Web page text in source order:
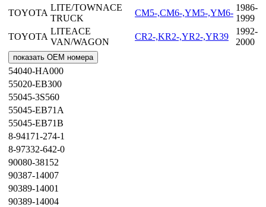
TOYOTA
LITE/TOWNACE
TRUCK
CM5-,CM6-,YM5-,YM6-
1986-
1999
TOYOTA
LITEACE
VAN/WAGON
CR2-,KR2-,YR2-,YR39
1992-
2000
показать OEM номера
54040-HA000
55020-EB300
55045-3S560
55045-EB71A
55045-EB71B
8-94171-274-1
8-97332-642-0
90080-38152
90387-14007
90389-14001
90389-14004